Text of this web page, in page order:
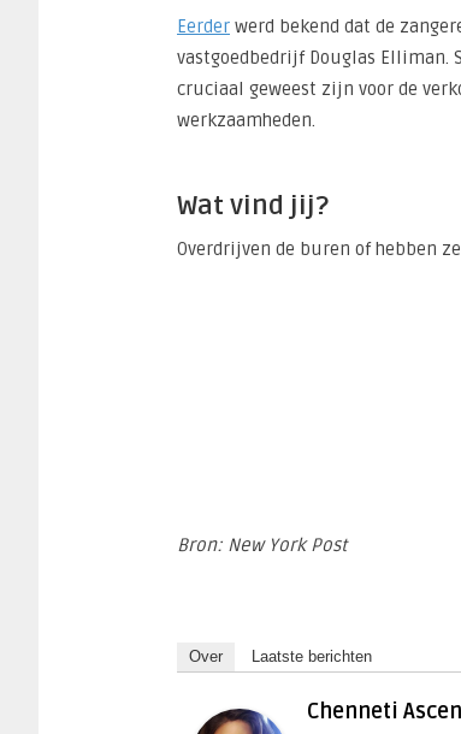
Eerder werd bekend dat de
vastgoedbedrijf Douglas Elliman.
cruciaal geweest zijn voor de
werkzaamheden.
Wat vind jij?
Overdrijven de buren of hebben
Bron: New York Post
Over Laatste berichten
Chenneti